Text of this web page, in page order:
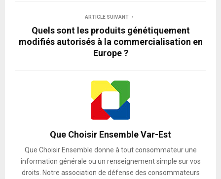
ARTICLE SUIVANT
Quels sont les produits génétiquement
modifiés autorisés à la commercialisation en
Europe ?
Que Choisir Ensemble Var-Est
Que Choisir Ensemble donne à tout consommateur une
information générale ou un renseignement simple sur vos
droits. Notre association de défense des consommateurs